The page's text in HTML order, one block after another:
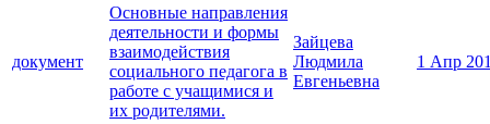
документ
Основные направления
деятельности и формы
взаимодействия
социального педагога в
работе с учащимися и
их родителями.
Зайцева
Людмила
Евгеньевна
1 Апр